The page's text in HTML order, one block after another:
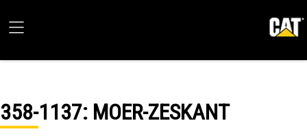
358-1137: MOER-ZESKANT